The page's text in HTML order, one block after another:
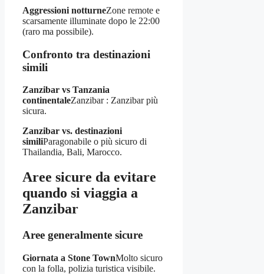
Aggressioni notturneZone remote e
scarsamente illuminate dopo le 22:00
(raro ma possibile).
Confronto tra destinazioni
simili
Zanzibar vs Tanzania
continentaleZanzibar : Zanzibar più
sicura.
Zanzibar vs. destinazioni
similiParagonabile o più sicuro di
Thailandia, Bali, Marocco.
Aree sicure da evitare
quando si viaggia a
Zanzibar
Aree generalmente sicure
Giornata a Stone TownMolto sicuro
con la folla, polizia turistica visibile.